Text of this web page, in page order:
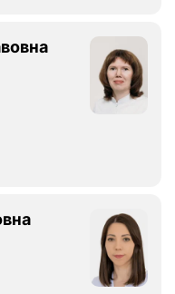
1,03 км